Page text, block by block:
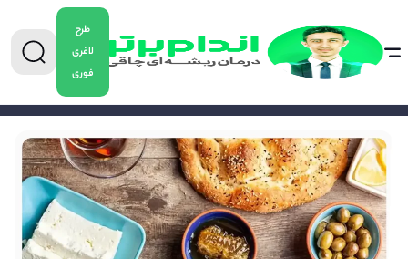
طرح
لاغری
فوری
0904-5478882